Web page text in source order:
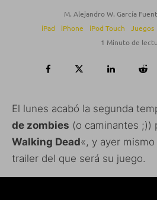
M. Alejandro W. García
iPad
iPhone iPod Touch Juegos
1 Minuto de
El lunes acabó la segunda
de zombies (o caminantes ;))
Walking Dead«, y ayer
trailer del que será su juego.